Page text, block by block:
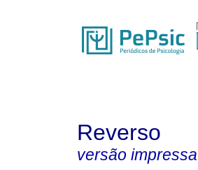
Reverso
versão impressa